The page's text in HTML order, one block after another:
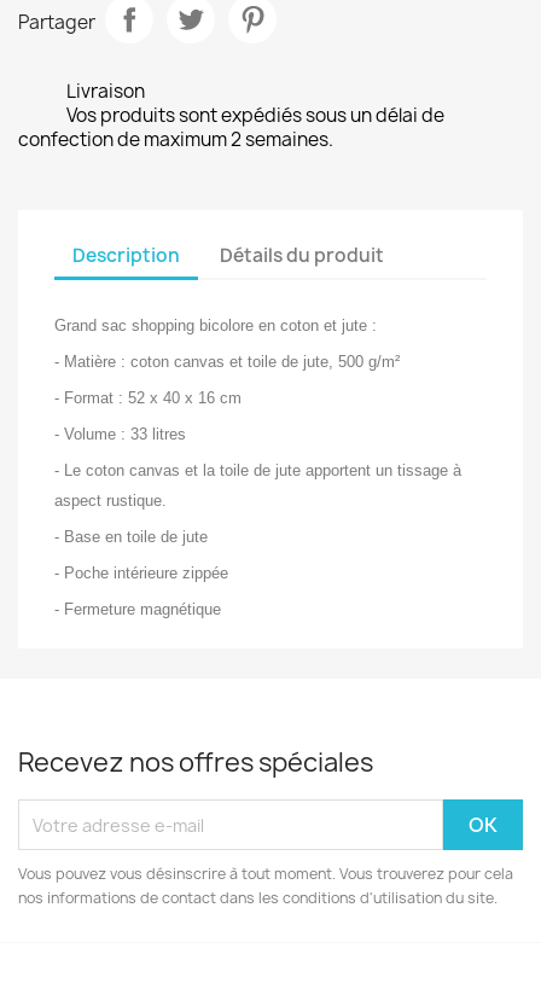
Partager
Livraison
Vos produits sont expédiés sous un délai de
confection de maximum 2 semaines.
Description Détails du produit
Grand sac shopping bicolore en coton et jute :
- Matière : coton canvas et toile de jute, 500 g/m²
- Format : 52 x 40 x 16 cm
- Volume : 33 litres
- Le coton canvas et la toile de jute apportent un tissage à
aspect rustique.
- Base en toile de jute
- Poche intérieure zippée
- Fermeture magnétique
Recevez nos offres spéciales
Vous pouvez vous désinscrire à tout moment. Vous trouverez pour cela
nos informations de contact dans les conditions d'utilisation du site.